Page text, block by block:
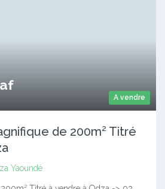
A vendre
de 200m² Titré
Yaoundé